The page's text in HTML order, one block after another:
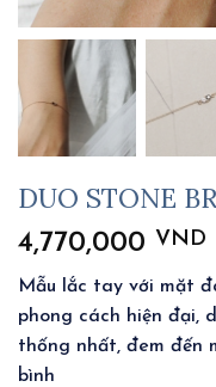
DUO STONE
4,770,000 VND
Mẫu lắc tay với mặt
phong cách hiện đại,
thống nhất, đem đến
bình